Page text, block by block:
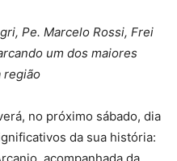
Pe. Marcelo Rossi, Frei
um dos maiores
região
no próximo sábado, dia
da sua história: